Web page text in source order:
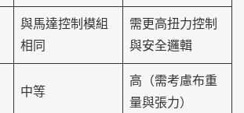
與馬達控制模組
相同
需更高扭力控制
與安全邏輯
中等
高（需考慮布重
量與張力）